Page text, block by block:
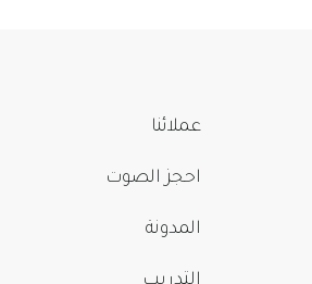
عملائنا
احجز الصوت
المدونة